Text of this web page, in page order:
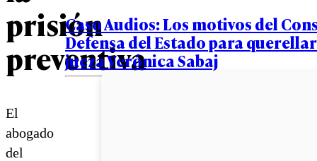
prisión
preventiva
El
abogado
del
Caso Audios: Los motivos del
Defensa del Estado para
jueza Verónica Sabaj